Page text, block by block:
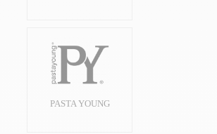
PASTA YOUNG